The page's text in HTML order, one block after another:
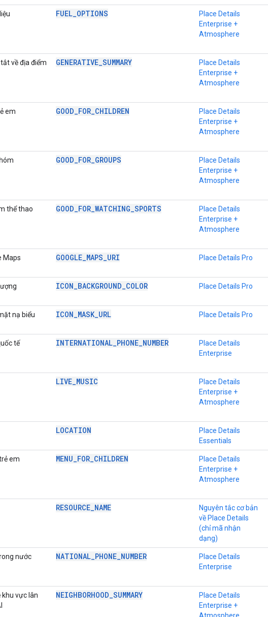
FUEL_OPTIONS
Place Details
Enterprise +
Atmosphere
về địa điểm
GENERATIVE_SUMMARY
Place Details
Enterprise +
Atmosphere
em GOOD_FOR_CHILDREN
Place Details
Enterprise +
Atmosphere
GOOD_FOR_GROUPS
Place Details
Enterprise +
Atmosphere
thể thao GOOD_FOR_WATCHING_SPORTS
Place Details
Enterprise +
Atmosphere
Maps GOOGLE_MAPS_URI Place Details Pro
ICON_BACKGROUND_COLOR Place Details Pro
nạ biểu
ICON_MASK_URL Place Details Pro
tế INTERNATIONAL_PHONE_NUMBER
Place Details
Enterprise
LIVE_MUSIC
Place Details
Enterprise +
Atmosphere
LOCATION
Place Details
Essentials
em MENU_FOR_CHILDREN
Place Details
Enterprise +
Atmosphere
RESOURCE_NAME
Nguyên tắc cơ bản
về Place Details
(chỉ mã nhận
dạng)
nước NATIONAL_PHONE_NUMBER
Place Details
Enterprise
khu vực lân
NEIGHBORHOOD_SUMMARY
Place Details
Enterprise +